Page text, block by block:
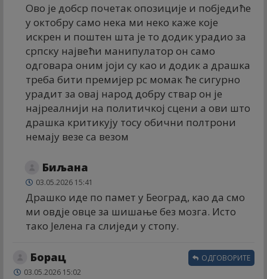
Ово је добср почетак опозиције и побједиће
у октобру само нека ми неко каже које
искрен и поштен шта је то додик урадио за
српску највећи манипулатор он само
одговара оним јоји су као и додик а драшка
треба бити премијер рс момак ће сигурно
урадит за овај народ добру ствар он је
најреалнији на политичкој сцени а ови што
драшка критикују тосу обични полтрони
немају везе са везом
Биљана
03.05.2026 15:41
Драшко иде по памет у Београд, као да смо
ми овдје овце за шишање без мозга. Исто
тако Јелена га слиједи у стопу.
Борац
03.05.2026 15:02
ОДГОВОРИТЕ